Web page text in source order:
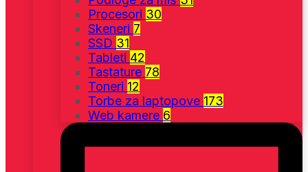
Procesori 30
Skeneri 7
SSD 31
Tableti 42
Tastature 78
Toneri 12
Torbe za laptopove 173
Web kamere 6